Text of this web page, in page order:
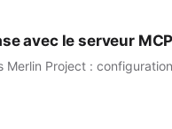
avec le serveur MCP
Merlin Project :